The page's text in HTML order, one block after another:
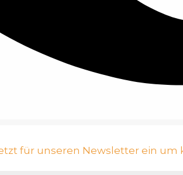
für unseren Newsletter ein um